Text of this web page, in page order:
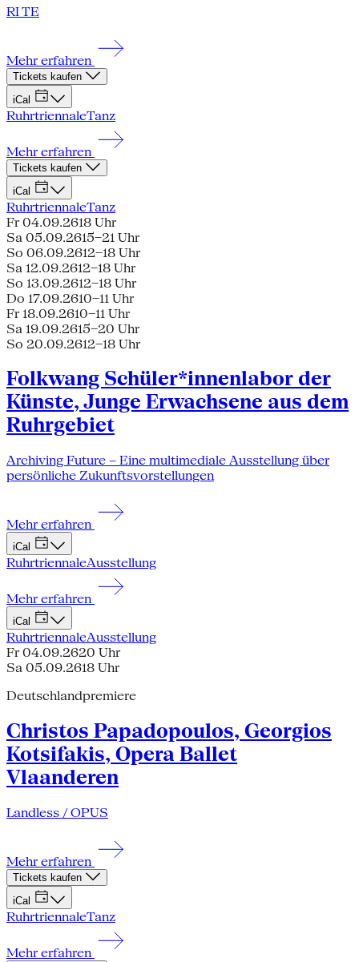
RI TE
Mehr erfahren
Tickets kaufen
iCal
RuhrtriennaleTanz
Mehr erfahren
Tickets kaufen
iCal
RuhrtriennaleTanz
Fr 04.09.2618 Uhr
Sa 05.09.2615–21 Uhr
So 06.09.2612–18 Uhr
Sa 12.09.2612–18 Uhr
So 13.09.2612–18 Uhr
Do 17.09.2610–11 Uhr
Fr 18.09.2610–11 Uhr
Sa 19.09.2615–20 Uhr
So 20.09.2612–18 Uhr
Folkwang Schüler*innenlabor der
Künste, Junge Erwachsene aus dem
Ruhrgebiet
Archiving Future – Eine multimediale Ausstellung über
persönliche Zukunftsvorstellungen
Mehr erfahren
iCal
RuhrtriennaleAusstellung
Mehr erfahren
iCal
RuhrtriennaleAusstellung
Fr 04.09.2620 Uhr
Sa 05.09.2618 Uhr
Deutschlandpremiere
Christos Papadopoulos, Georgios
Kotsifakis, Opera Ballet
Vlaanderen
Landless / OPUS
Mehr erfahren
Tickets kaufen
iCal
RuhrtriennaleTanz
Mehr erfahren